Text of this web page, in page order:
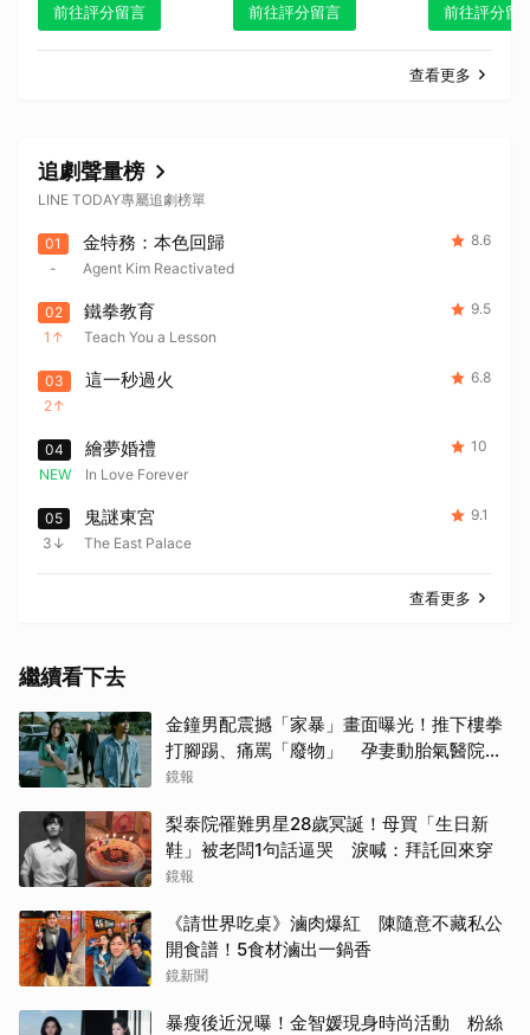
前往評分留言 前往評分留言 前往評分留
查看更多
追劇聲量榜
LINE TODAY專屬追劇榜單
01
-
金特務：本色回歸
Agent Kim Reactivated
8.6
02
1
鐵拳教育
Teach You a Lesson
9.5
03
2
這一秒過火 6.8
04
NEW
繪夢婚禮
In Love Forever
10
05
3
鬼謎東宮
The East Palace
9.1
查看更多
繼續看下去
金鐘男配震撼「家暴」畫面曝光！推下樓拳
打腳踢、痛罵「廢物」 孕妻動胎氣醫院爆
激烈衝突
鏡報
梨泰院罹難男星28歲冥誕！母買「生日新
鞋」被老闆1句話逼哭 淚喊：拜託回來穿
鏡報
《請世界吃桌》滷肉爆紅 陳隨意不藏私公
開食譜！5食材滷出一鍋香
鏡新聞
暴瘦後近況曝！金智媛現身時尚活動 粉絲